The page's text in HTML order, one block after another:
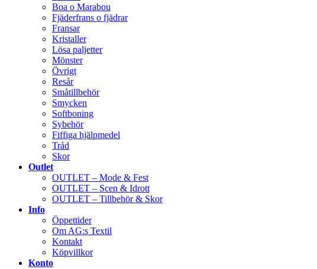
Boa o Marabou
Fjäderfrans o fjädrar
Fransar
Kristaller
Lösa paljetter
Mönster
Övrigt
Resår
Småtillbehör
Smycken
Softboning
Sybehör
Fiffiga hjälpmedel
Tråd
Skor
Outlet
OUTLET – Mode & Fest
OUTLET – Scen & Idrott
OUTLET – Tillbehör & Skor
Info
Öppettider
Om AG:s Textil
Kontakt
Köpvillkor
Konto